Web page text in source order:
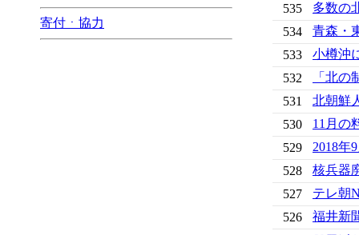
寄付ㆍ協力
535
多数の
534
青森・
533
小樽沖
532
「北
531
北朝鮮
530
11月の
529
2018年
528
核兵器
527
テレ朝
526
福井新